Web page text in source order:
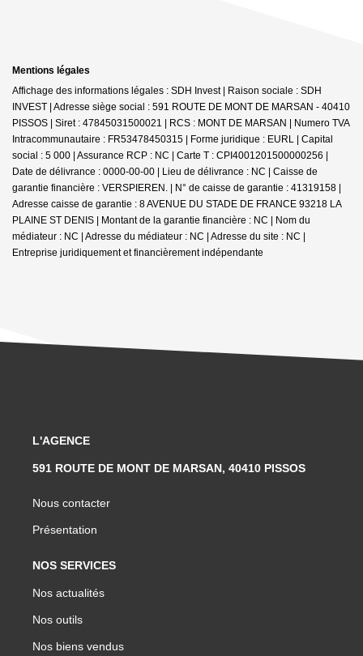
Mentions légales
Affichage des informations légales : SDH Invest | Raison sociale : SDH
INVEST | Adresse siège social : 591 ROUTE DE MONT DE MARSAN - 40410
PISSOS | Siret : 47845031500021 | RCS : MONT DE MARSAN | Numero TVA
Intracommunautaire : FR53478450315 | Forme juridique : EURL | Capital
social : 5 000 | Assurance RCP : NC | Carte T : CPI4001201500000256 |
Date de délivrance : 0000-00-00 | Lieu de délivrance : NC | Caisse de
garantie financière : VERSPIEREN. | N° de caisse de garantie : 41319158 |
Adresse caisse de garantie : 8 AVENUE DU STADE DE FRANCE 93218 LA
PLAINE ST DENIS | Montant de la garantie financière : NC | Nom du
médiateur : NC | Adresse du médiateur : NC | Adresse du site : NC |
Entreprise juridiquement et financièrement indépendante
L'AGENCE
591 ROUTE DE MONT DE MARSAN, 40410 PISSOS
Nous contacter
Présentation
NOS SERVICES
Nos actualités
Nos outils
Nos biens vendus